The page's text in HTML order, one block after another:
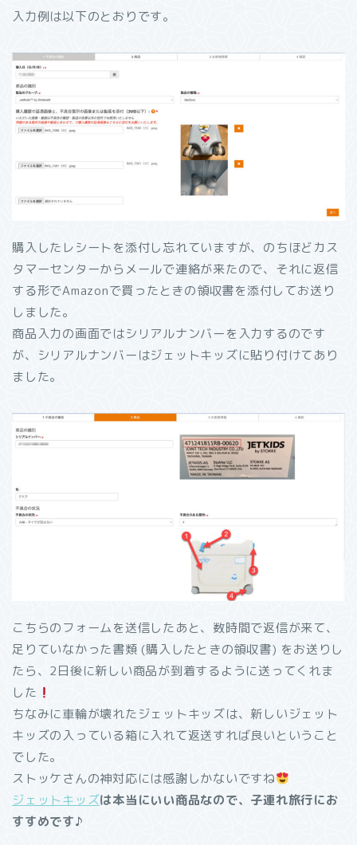
入力例は以下のとおりです。
購入したレシートを添付し忘れていますが、のちほどカス
タマーセンターからメールで連絡が来たので、それに返信
する形でAmazonで買ったときの領収書を添付してお送り
しました。
商品入力の画面ではシリアルナンバーを入力するのです
が、シリアルナンバーはジェットキッズに貼り付けてあり
ました。
こちらのフォームを送信したあと、数時間で返信が来て、
足りていなかった書類 (購入したときの領収書) をお送りし
たら、2日後に新しい商品が到着するように送ってくれま
した
ちなみに車輪が壊れたジェットキッズは、新しいジェット
キッズの入っている箱に入れて返送すれば良いということ
でした。
ストッケさんの神対応には感謝しかないですね
ジェットキッズは本当にいい商品なので、子連れ旅行にお
すすめです♪